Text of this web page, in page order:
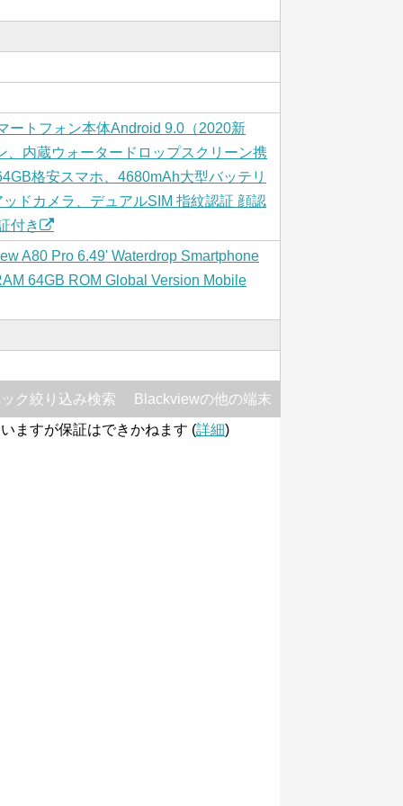
ートフォン本体Android 9.0（2020新
、内蔵ウォータードロップスクリーン携
格安スマホ、4680mAh大型バッテリ
ドカメラ、デュアルSIM 指紋認証 顔認
付き
A80 Pro 6.49' Waterdrop Smartphone
64GB ROM Global Version Mobile
Blackviewの他の端末
ック絞り込み検索
ますが保証はできかねます (詳細)